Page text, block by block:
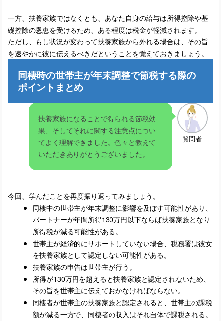
一方、扶養家族ではなくとも、あなた自身の給与は所得控除や基
礎控除の恩恵を受けるため、ある程度は税金が軽減されます。
ただし、もし状況が変わって扶養家族から外れる場合は、その旨
を速やかに彼に伝えるべきだということを覚えておきましょう。
同棲時の世帯主が年末調整で節税する際の
ポイントまとめ
扶養家族になることで得られる節税効
果、そしてそれに関する注意点につい
てよく理解できました。色々と教えて
いただきありがとうございました。
質問者
今回、学んだことを再度振り返ってみましょう。
同棲中の世帯主が年末調整に影響を及ぼす可能性があり、
パートナーが年間所得130万円以下ならば扶養家族となり
所得税が減る可能性がある。
世帯主が経済的にサポートしていない場合、税務署は彼女
を扶養家族として認定しない可能性がある。
扶養家族の申告は世帯主が行う。
所得が130万円を超えると扶養家族と認定されないため、
その旨を世帯主に伝えておかなければならない。
同棲者が世帯主の扶養家族と認定されると、世帯主の課税
額が減る一方で、同棲者の収入はそれ自体で課税される。